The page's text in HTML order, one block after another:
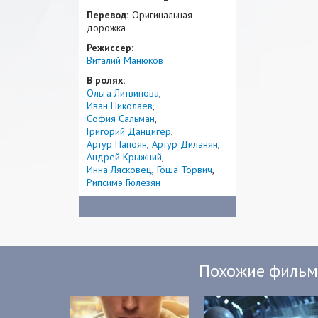
Перевод: Оригинальная
дорожка
Режиссер:
Виталий Манюков
В ролях:
Ольга Литвинова
Иван Николаев
София Сальман
Григорий Данцигер
Артур Папоян Артур Диланян
Андрей Крыжний
Инна Лясковец Гоша Торвич
Рипсимэ Гюлезян
Похожие